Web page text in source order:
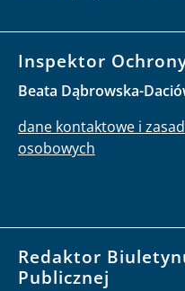
Inspektor
Beata Dąbrowska-
dane kontaktowe i
osobowych
Redaktor
Publicznej